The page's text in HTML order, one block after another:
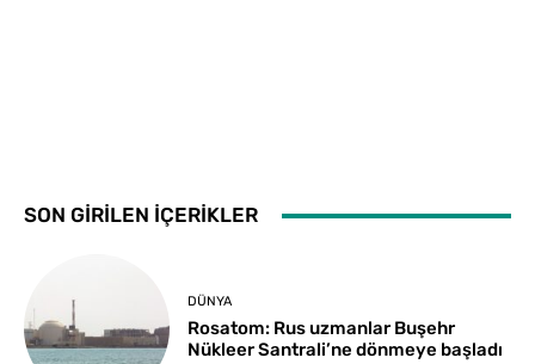
SON GİRİLEN İÇERİKLER
DÜNYA
Rosatom: Rus uzmanlar Buşehr
Nükleer Santrali’ne dönmeye başladı